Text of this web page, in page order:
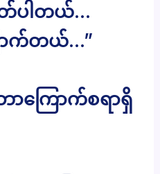
ပါတယ်…
ာက်တယ်…”
ကြောက်စရာရှိ